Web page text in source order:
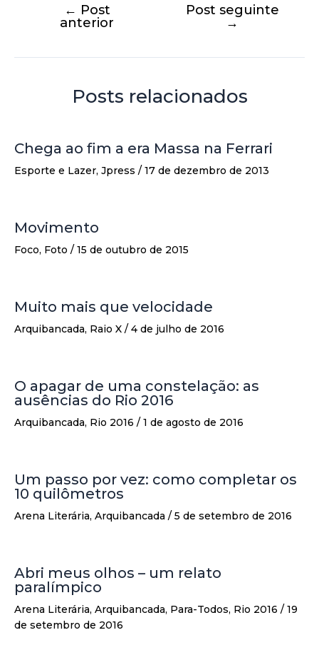
← Post
anterior
Post seguinte
→
Posts relacionados
Chega ao fim a era Massa na Ferrari
Esporte e Lazer, Jpress / 17 de dezembro de 2013
Movimento
Foco, Foto / 15 de outubro de 2015
Muito mais que velocidade
Arquibancada, Raio X / 4 de julho de 2016
O apagar de uma constelação: as
ausências do Rio 2016
Arquibancada, Rio 2016 / 1 de agosto de 2016
Um passo por vez: como completar os
10 quilômetros
Arena Literária, Arquibancada / 5 de setembro de 2016
Abri meus olhos – um relato
paralímpico
Arena Literária, Arquibancada, Para-Todos, Rio 2016 / 19
de setembro de 2016